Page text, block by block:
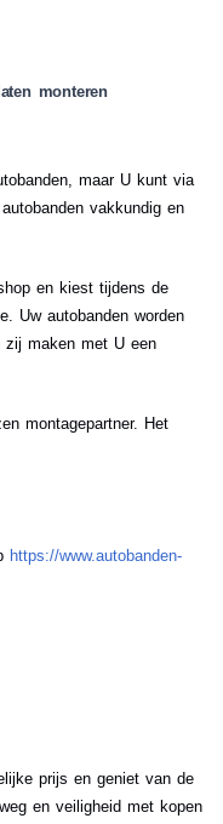
monteren
maar U kunt via
vakkundig en
en kiest tijdens de
Uw autobanden worden
zij maken met U een
montagepartner. Het
https://www.autobanden-
prijs en geniet van de
en veiligheid met kopen